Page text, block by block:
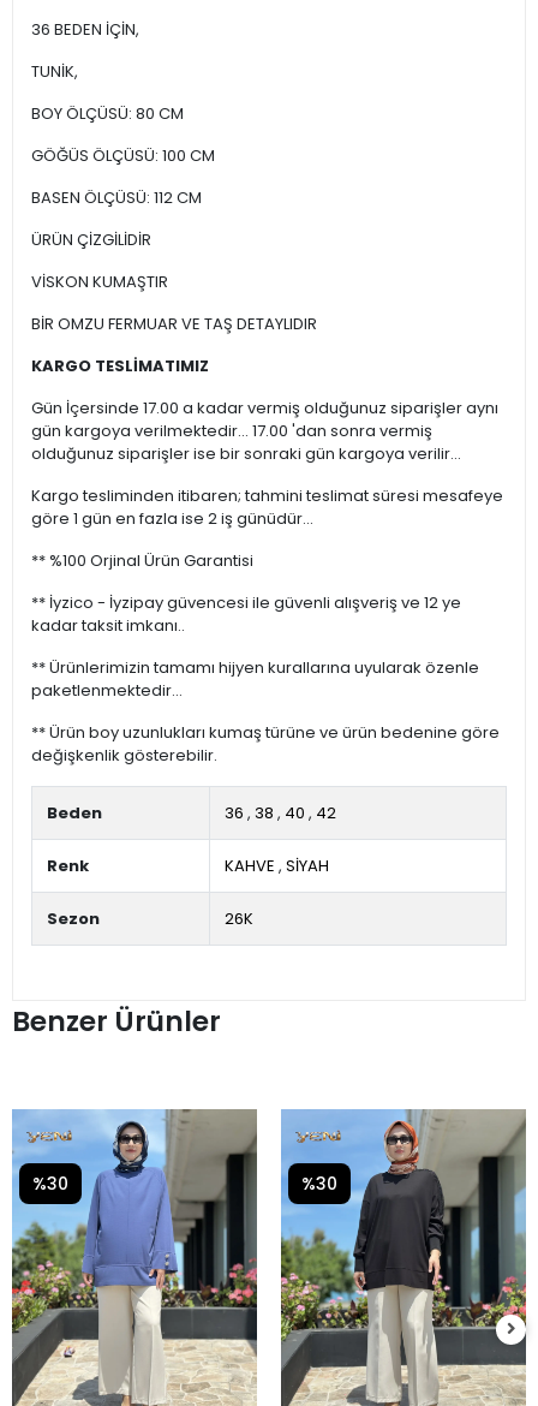
36 BEDEN İÇİN,
TUNİK,
BOY ÖLÇÜSÜ: 80 CM
GÖĞÜS ÖLÇÜSÜ: 100 CM
BASEN ÖLÇÜSÜ: 112 CM
ÜRÜN ÇİZGİLİDİR
VİSKON KUMAŞTIR
BİR OMZU FERMUAR VE TAŞ DETAYLIDIR
KARGO TESLİMATIMIZ
Gün İçersinde 17.00 a kadar vermiş olduğunuz siparişler aynı
gün kargoya verilmektedir... 17.00 'dan sonra vermiş
olduğunuz siparişler ise bir sonraki gün kargoya verilir...
Kargo tesliminden itibaren; tahmini teslimat süresi mesafeye
göre 1 gün en fazla ise 2 iş günüdür...
** %100 Orjinal Ürün Garantisi
** İyzico - İyzipay güvencesi ile güvenli alışveriş ve 12 ye
kadar taksit imkanı..
** Ürünlerimizin tamamı hijyen kurallarına uyularak özenle
paketlenmektedir...
** Ürün boy uzunlukları kumaş türüne ve ürün bedenine göre
değişkenlik gösterebilir.
Beden 36 , 38 , 40 , 42
Renk KAHVE , SİYAH
Sezon 26K
Benzer Ürünler
%30 %30